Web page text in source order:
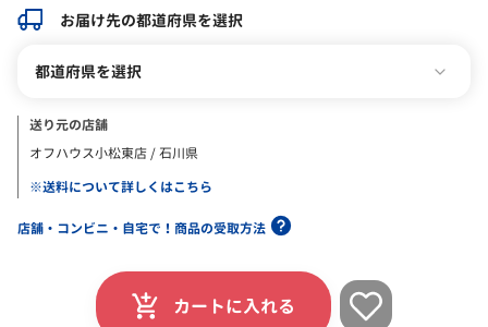
お届け先の都道府県を選択
都道府県を選択
送り元の店舗
オフハウス小松東店 / 石川県
※送料について詳しくはこちら
店舗・コンビニ・自宅で！商品の受取方法
カートに入れる